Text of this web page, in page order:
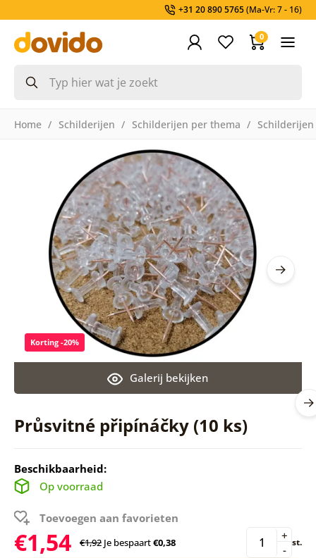
+31 20 890 5765(Ma-Vr: 7 - 16)
0
Home Schilderijen Schilderijen per thema
Průsvitné připínáčky (10 ks)
Galerij bekijken
Korting -20%
Beschikbaarheid:
Op voorraad
Toevoegen aan favorieten
€1,54 €1,92 Je bespaart€0,38 -
+ st.